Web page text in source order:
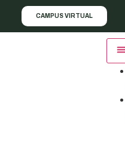
CAMPUS VIRTUAL